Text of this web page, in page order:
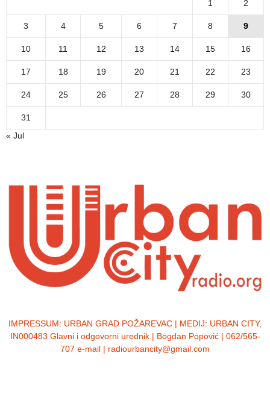
1 2
3 4 5 6 7 8 9
10 11 12 13 14 15 16
17 18 19 20 21 22 23
24 25 26 27 28 29 30
31
« Jul
IMPRESSUM: URBAN GRAD POŽAREVAC | MEDIJ: URBAN CITY,
IN000483 Glavni i odgovorni urednik | Bogdan Popović | 062/565-
707 e-mail | radiourbancity@gmail.com